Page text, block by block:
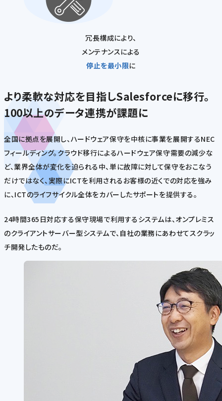
冗長構成により、
メンテナンスによる
停止を最小限に
より柔軟な対応を目指しSalesforceに移行。
100以上のデータ連携が課題に
全国に拠点を展開し、ハードウェア保守を中核に事業を展開するNEC
フィールディング。クラウド移行によるハードウェア保守需要の減少な
ど、業界全体が変化を迫られる中、単に故障に対して保守をおこなう
だけではなく、実際にICTを利用されるお客様の近くでの対応を強み
に、ICTのライフサイクル全体をカバーしたサポートを提供する。
24時間365日対応する保守現場で利用するシステムは、オンプレミス
のクライアントサーバー型システムで、自社の業務にあわせてスクラッ
チ開発したものだ。